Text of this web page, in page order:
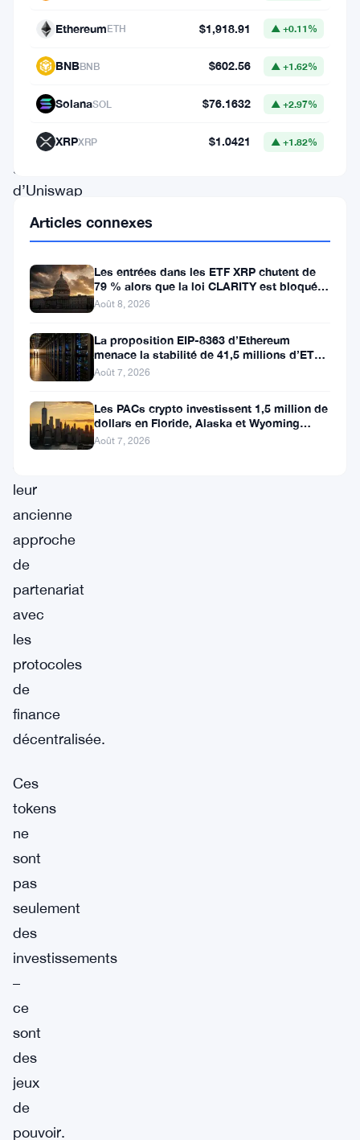
importantes
dans
tokens
d’Uniswap
Compound
ces
derniers
mois,
marquant
par
rapport
leur
ancienne
approche
de
partenariat
avec
les
protocoles
de
finance
décentralisée.
Ces
tokens
ne
sont
pas
seulement
des
investissements
–
ce
sont
des
jeux
de
pouvoir.
EthereumETH $1,918.91 ▲ +0.11%
BNBBNB $602.56 ▲ +1.62%
SolanaSOL $76.1632 ▲ +2.97%
XRPXRP $1.0421 ▲ +1.82%
Articles connexes
Les entrées dans les ETF XRP chutent de
79 % alors que la loi CLARITY est bloquée
avant la pause du Sénat
Août 8, 2026
La proposition EIP-8363 d’Ethereum
menace la stabilité de 41,5 millions d’ETH
stakés et de la DeFi
Août 7, 2026
Les PACs crypto investissent 1,5 million de
dollars en Floride, Alaska et Wyoming
après un revers au Michigan
Août 7, 2026